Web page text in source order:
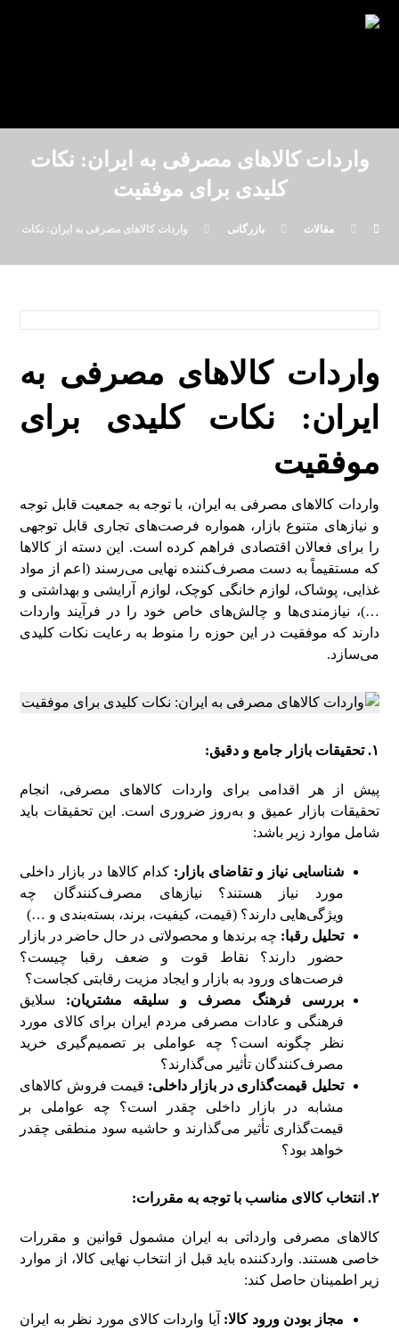
واردات کالاهای مصرفی به ایران: نکات
کلیدی برای موفقیت
مقالات بازرگانی واردات کالاهای مصرفی به ایران: نکات
واردات کالاهای مصرفی به
ایران: نکات کلیدی برای
موفقیت
واردات کالاهای مصرفی به ایران، با توجه به جمعیت قابل توجه
و نیازهای متنوع بازار، همواره فرصت‌های تجاری قابل توجهی
را برای فعالان اقتصادی فراهم کرده است. این دسته از کالاها
که مستقیماً به دست مصرف‌کننده نهایی می‌رسند (اعم از مواد
غذایی، پوشاک، لوازم خانگی کوچک، لوازم آرایشی و بهداشتی و
…)، نیازمندی‌ها و چالش‌های خاص خود را در فرآیند واردات
دارند که موفقیت در این حوزه را منوط به رعایت نکات کلیدی
می‌سازد.
۱. تحقیقات بازار جامع و دقیق:
پیش از هر اقدامی برای واردات کالاهای مصرفی، انجام
تحقیقات بازار عمیق و به‌روز ضروری است. این تحقیقات باید
شامل موارد زیر باشد:
شناسایی نیاز و تقاضای بازار: کدام کالاها در بازار داخلی
مورد نیاز هستند؟ نیازهای مصرف‌کنندگان چه
ویژگی‌هایی دارند؟ (قیمت، کیفیت، برند، بسته‌بندی و …)
تحلیل رقبا: چه برندها و محصولاتی در حال حاضر در بازار
حضور دارند؟ نقاط قوت و ضعف رقبا چیست؟
فرصت‌های ورود به بازار و ایجاد مزیت رقابتی کجاست؟
بررسی فرهنگ مصرف و سلیقه مشتریان: سلایق
فرهنگی و عادات مصرفی مردم ایران برای کالای مورد
نظر چگونه است؟ چه عواملی بر تصمیم‌گیری خرید
مصرف‌کنندگان تأثیر می‌گذارند؟
تحلیل قیمت‌گذاری در بازار داخلی: قیمت فروش کالاهای
مشابه در بازار داخلی چقدر است؟ چه عواملی بر
قیمت‌گذاری تأثیر می‌گذارند و حاشیه سود منطقی چقدر
خواهد بود؟
۲. انتخاب کالای مناسب با توجه به مقررات:
کالاهای مصرفی وارداتی به ایران مشمول قوانین و مقررات
خاصی هستند. واردکننده باید قبل از انتخاب نهایی کالا، از موارد
زیر اطمینان حاصل کند:
مجاز بودن ورود کالا: آیا واردات کالای مورد نظر به ایران